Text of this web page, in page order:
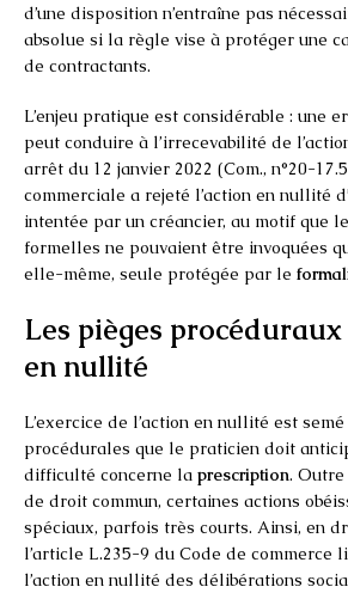
d’une disposition n’entraîne pas
absolue si la règle vise à protéger une
de contractants.
L’enjeu pratique est considérable : une
peut conduire à l’irrecevabilité de
arrêt du 12 janvier 2022 (Com., n°20-
commerciale a rejeté l’action en nullité
intentée par un créancier, au motif que
formelles ne pouvaient être invoquées
elle-même, seule protégée par le
Les pièges procéduraux
en nullité
L’exercice de l’action en nullité est semé
procédurales que le praticien doit
difficulté concerne la prescription.
de droit commun, certaines actions
spéciaux, parfois très courts. Ainsi, en
l’article L.235-9 du Code de commerce
l’action en nullité des délibérations